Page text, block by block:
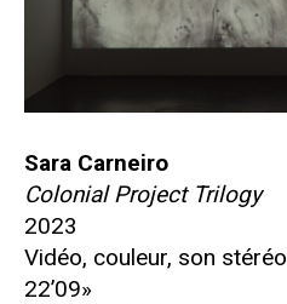
Sara Carneiro
Colonial Project Trilogy
2023
Vidéo, couleur, son stéréo
22’09»